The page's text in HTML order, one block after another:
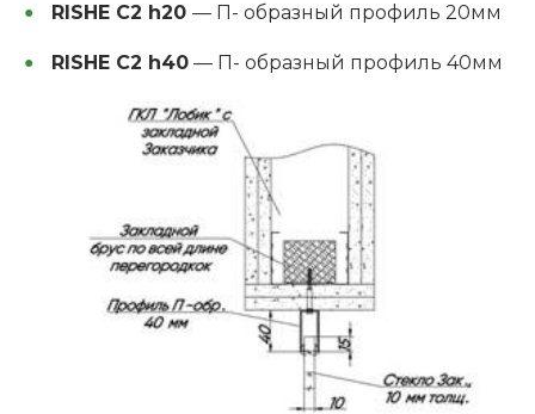
RISHE C2 h20 — П- образный профиль 20мм
RISHE C2 h40— П- образный профиль 40мм